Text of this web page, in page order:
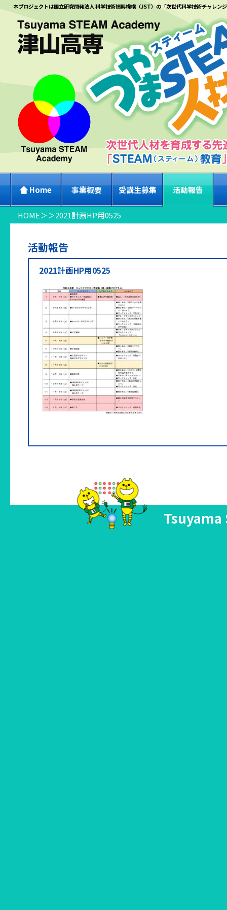
本プロジェクトは国立研究開発法人 科学技術振興機構（JST）の「次世代科学技術チャレン
Home 事業概要 受講生募集 活動報告
HOME＞＞2021計画HP用0525
活動報告
2021計画HP用0525
Tsuyama